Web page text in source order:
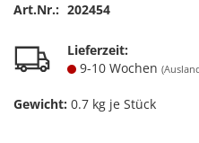
Art.Nr.: 202454
Lieferzeit:
9-10 Wochen
Gewicht: 0.7 kg je Stück